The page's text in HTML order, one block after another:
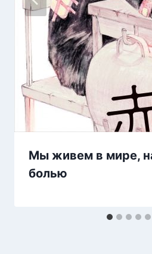
Мы живем в мире,
болью